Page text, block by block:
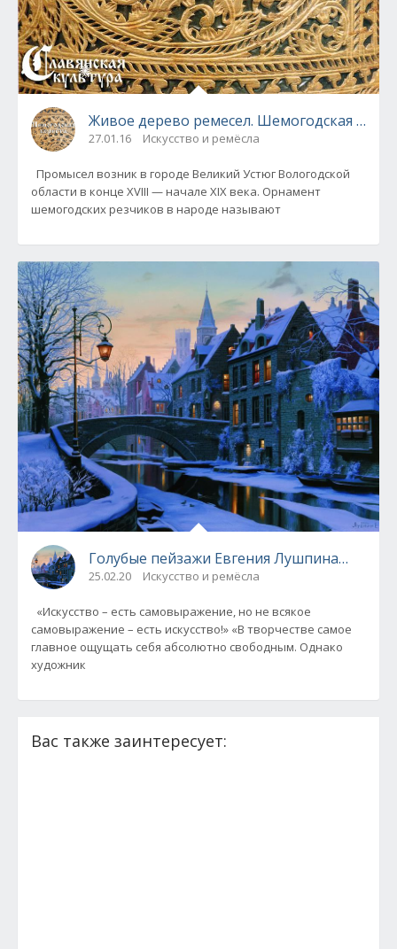
Живое дерево ремесел. Шемогодская
27.01.16 Искусство и ремёсла
Промысел возник в городе Великий Устюг Вологодской
области в конце XVIII — начале XIX века. Орнамент
шемогодских резчиков в народе называют
Голубые пейзажи Евгения Лушпина…
25.02.20 Искусство и ремёсла
«Искусство – есть самовыражение, но не всякое
самовыражение – есть искусство!» «В творчестве самое
главное ощущать себя абсолютно свободным. Однако
художник
Вас также заинтересует: